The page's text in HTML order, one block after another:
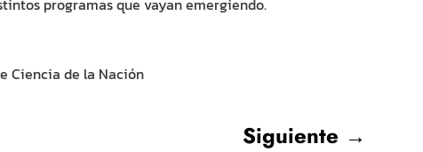
programas que vayan emergiendo.
Ciencia de la Nación
Siguiente →